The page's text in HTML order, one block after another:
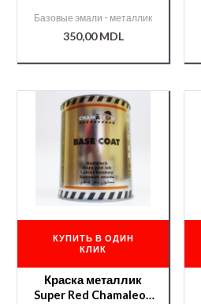
Базовые эмали - металлик
350,00MDL
КУПИТЬ В ОДИН
КЛИК
Краска металлик
Super Red Chamaleon